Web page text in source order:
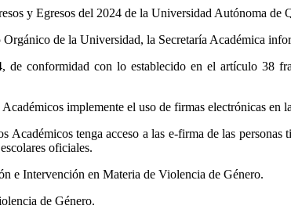
y Egresos del 2024 de la Universidad Autónoma de
de la Universidad, la Secretaría Académica
de conformidad con lo establecido en el artículo 38
implemente el uso de firmas electrónicas en
tenga acceso a las e-firma de las
oficiales.
e Intervención en Materia de Violencia de Género.
de Género.